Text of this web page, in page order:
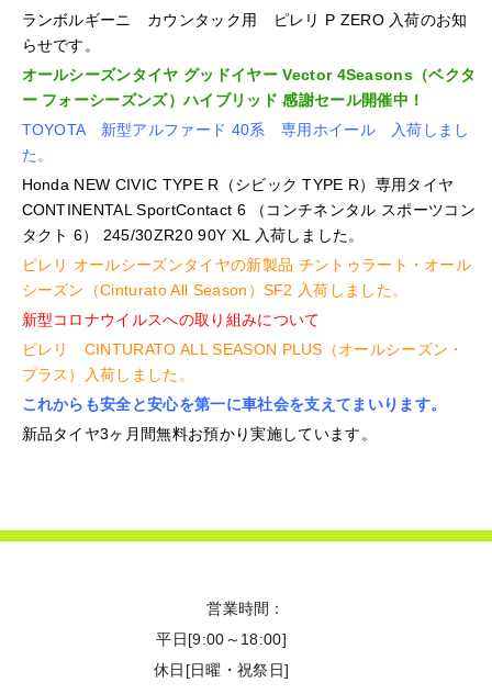
ランボルギーニ カウンタック用 ピレリ P ZERO 入荷のお知
らせです。
オールシーズンタイヤ グッドイヤー Vector 4Seasons（ベクタ
ー フォーシーズンズ）ハイブリッド 感謝セール開催中！
TOYOTA 新型アルファード 40系 専用ホイール 入荷しまし
た。
Honda NEW CIVIC TYPE R（シビック TYPE R）専用タイヤ
CONTINENTAL SportContact 6 （コンチネンタル スポーツコン
タクト 6） 245/30ZR20 90Y XL 入荷しました。
ピレリ オールシーズンタイヤの新製品 チントゥラート・オール
シーズン（Cinturato All Season）SF2 入荷しました。
新型コロナウイルスへの取り組みについて
ピレリ CINTURATO ALL SEASON PLUS（オールシーズン・
プラス）入荷しました。
これからも安全と安心を第一に車社会を支えてまいります。
新品タイヤ3ヶ月間無料お預かり実施しています。
営業時間：
平日[9:00～18:00]
休日 [日曜・祝祭日]